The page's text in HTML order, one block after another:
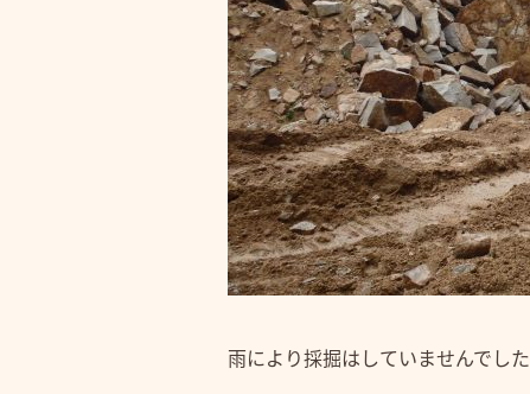
雨により採掘はしていませんでした